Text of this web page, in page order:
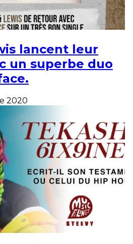
lancent leur
un superbe duo
2020